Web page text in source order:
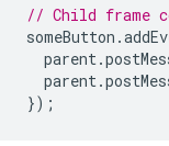
// Child frame
someButton .
parent.
parent.
});